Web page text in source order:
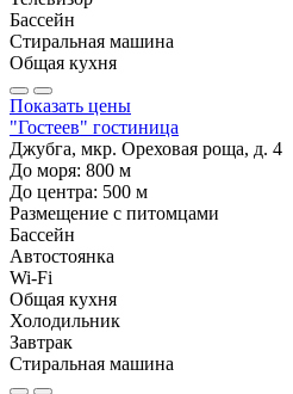
Бассейн
Стиральная машина
Общая кухня
Показать цены
"Гостеев" гостиница
Джубга, мкр. Ореховая роща, д. 4
До моря: 800 м
До центра: 500 м
Размещение с питомцами
Бассейн
Автостоянка
Wi-Fi
Общая кухня
Холодильник
Завтрак
Стиральная машина